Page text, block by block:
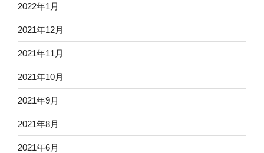
2022年1月
2021年12月
2021年11月
2021年10月
2021年9月
2021年8月
2021年6月